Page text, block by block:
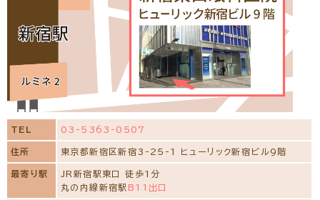
TEL 03-5363-0507
住所 東京都新宿区新宿3-25-1 ヒューリック新宿ビル9階
最寄り駅
JR新宿駅東口 徒歩1分
丸の内線新宿駅 B11出口